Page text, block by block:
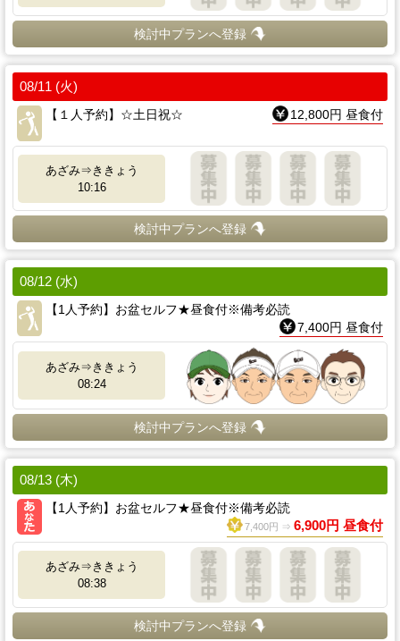
検討中プランへ登録
08/11 (火)
【１人予約】☆土日祝☆
12,800円 昼食付
あざみ⇒ききょう
10:16
検討中プランへ登録
08/12 (水)
【1人予約】お盆セルフ★昼食付※備考必読
7,400円 昼食付
あざみ⇒ききょう
08:24
検討中プランへ登録
08/13 (木)
【1人予約】お盆セルフ★昼食付※備考必読
7,400円 ⇒ 6,900円 昼食付
あざみ⇒ききょう
08:38
検討中プランへ登録